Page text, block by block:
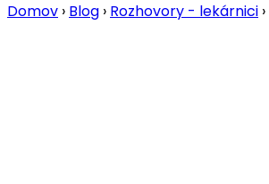
Domov › Blog › Rozhovory - lekárnici ›